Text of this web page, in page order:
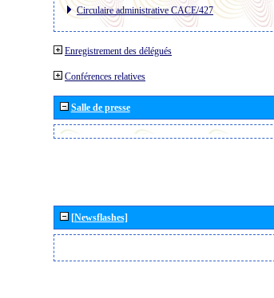
Circulaire administrative CACE/427
Enregistrement des délégués
Conférences relatives
Salle de presse
[Newsflashes]